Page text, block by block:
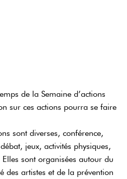
de la Semaine d’actions
sur ces actions pourra se faire
sont diverses, conférence,
jeux, activités physiques,
sont organisées autour du
des artistes et de la prévention